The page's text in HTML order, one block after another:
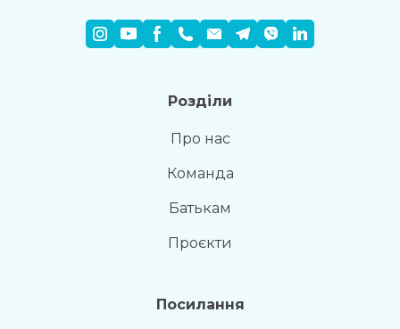
Розділи
Про нас
Команда
Батькам
Проєкти
Посилання